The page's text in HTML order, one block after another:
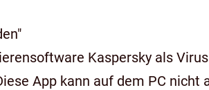
Kaspersky als
werden, wenden Sie sich an den